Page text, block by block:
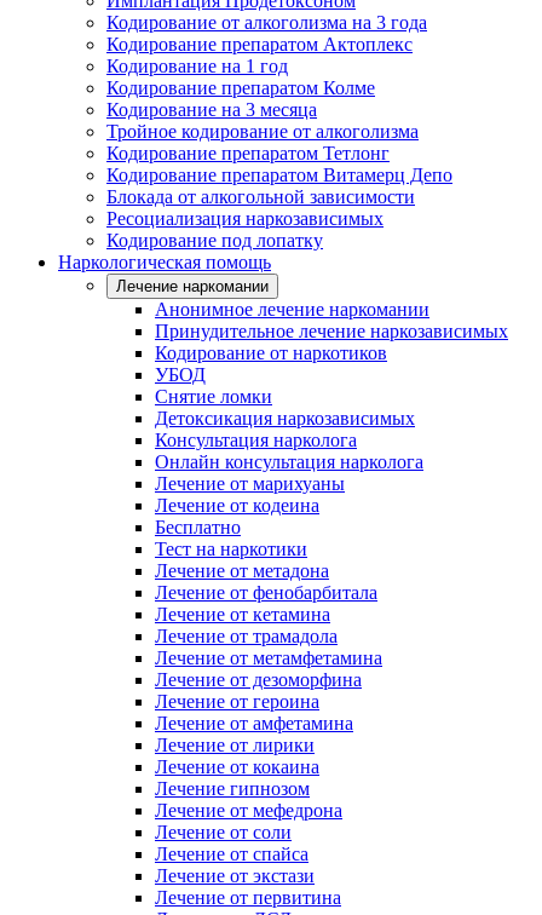
Кодирование от алкоголизма на 3 года
Кодирование препаратом Актоплекс
Кодирование на 1 год
Кодирование препаратом Колме
Кодирование на 3 месяца
Тройное кодирование от алкоголизма
Кодирование препаратом Тетлонг
Кодирование препаратом Витамерц Депо
Блокада от алкогольной зависимости
Ресоциализация наркозависимых
Кодирование под лопатку
Наркологическая помощь
Лечение наркомании
Анонимное лечение наркомании
Принудительное лечение наркозависимых
Кодирование от наркотиков
УБОД
Снятие ломки
Детоксикация наркозависимых
Консультация нарколога
Онлайн консультация нарколога
Лечение от марихуаны
Лечение от кодеина
Бесплатно
Тест на наркотики
Лечение от метадона
Лечение от фенобарбитала
Лечение от кетамина
Лечение от трамадола
Лечение от метамфетамина
Лечение от дезоморфина
Лечение от героина
Лечение от амфетамина
Лечение от лирики
Лечение от кокаина
Лечение гипнозом
Лечение от мефедрона
Лечение от соли
Лечение от спайса
Лечение от экстази
Лечение от первитина